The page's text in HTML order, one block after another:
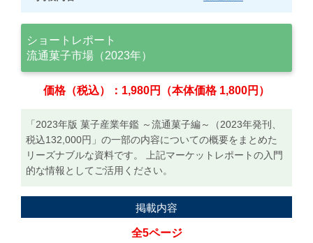
ショートレポート
流通菓子市場（2023年）
価格（税込）：1,980円（本体価格 1,800円）
「2023年版 菓子産業年鑑 ～流通菓子編～（2023年発刊、
税込132,000円」の一部の内容についての概要をまとめた
リーズナブルな資料です。 上記マーケットレポートの入門
的な情報としてご活用ください。
掲載内容
全5ページ